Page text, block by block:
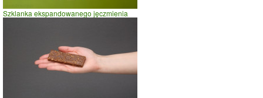
Szklanka ekspandowanego jęczmienia